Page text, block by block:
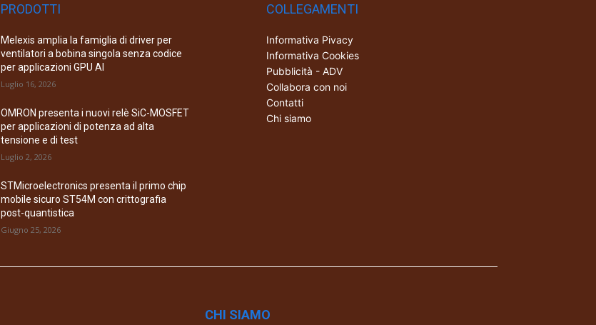
PRODOTTI
Melexis amplia la famiglia di driver per
ventilatori a bobina singola senza codice
per applicazioni GPU AI
Luglio 16, 2026
OMRON presenta i nuovi relè SiC-MOSFET
per applicazioni di potenza ad alta
tensione e di test
Luglio 2, 2026
STMicroelectronics presenta il primo chip
mobile sicuro ST54M con crittografia
post-quantistica
Giugno 25, 2026
COLLEGAMENTI
Informativa Pivacy
Informativa Cookies
Pubblicità - ADV
Collabora con noi
Contatti
Chi siamo
CHI SIAMO